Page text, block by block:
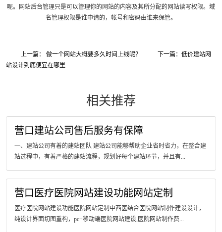
呢。网站后台管理只是可以管理你的网站的内容及其所分配的网站读写权限。域
名管理权限是谁申请的，帐号和密码由谁来保管。
上一篇： 做一个网站大概要多久时间上线呢？
下一篇：低价建站网
站设计到底便宜在哪里
相关推荐
营口建站公司售后服务有保障
一、建站公司有着的建站团队 建站公司能够帮助企业省时省力，在整合建
站过程中，有着严格的建站流程，规划好每个建站环节，并且有...
营口医疗医院网站建设功能网站定制
医疗医院网站建设功能医院网站定制中西医结合医院网站制作建设设计，
纯设计界面切图重构，pc+移动端医院网站建设,医院网站制作费...